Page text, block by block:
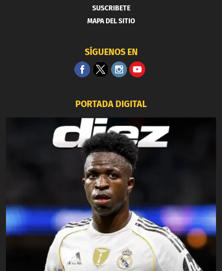
SUSCRIBETE
MAPA DEL SITIO
SÍGUENOS EN
PORTADA DIGITAL